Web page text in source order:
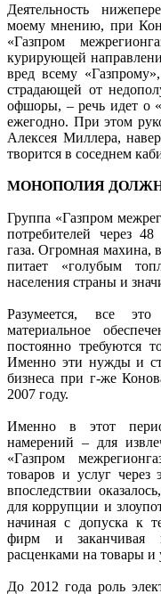
Деятельность
моему мнению, при
«Газпром
курирующей
вред всему
страдающей от
офшоры, – речь идет о
ежегодно. При этом
Алексея Миллера,
творится в соседнем
МОНОПОЛИЯ
Группа «Газпром
потребителей через
газа. Огромная махина,
питает «голубым
населения страны и
Разумеется, все
материальное
постоянно требуются
Именно эти нужды и
бизнеса при г-же
2007 году.
Именно в этот
намерений – для
«Газпром
товаров и услуг через
впоследствии
для коррупции и
начиная с допуска к
фирм и заканчивая
расценками на товары и
До 2012 года роль